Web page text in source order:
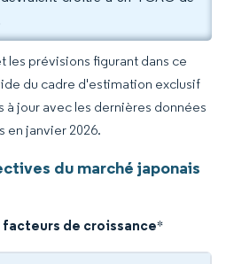
les prévisions figurant dans ce
du cadre d'estimation exclusif
à jour avec les dernières données
en janvier 2026.
du marché japonais
de croissance*